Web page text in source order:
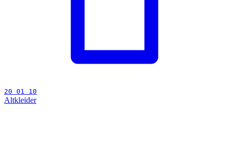
20 01 10
Altkleider